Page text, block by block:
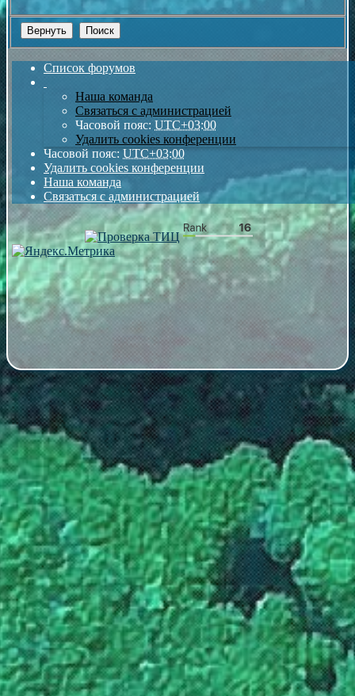
Список форумов
Наша команда
Связаться с администрацией
Часовой пояс: UTC+03:00
Удалить cookies конференции
Часовой пояс: UTC+03:00
Удалить cookies конференции
Наша команда
Связаться с администрацией